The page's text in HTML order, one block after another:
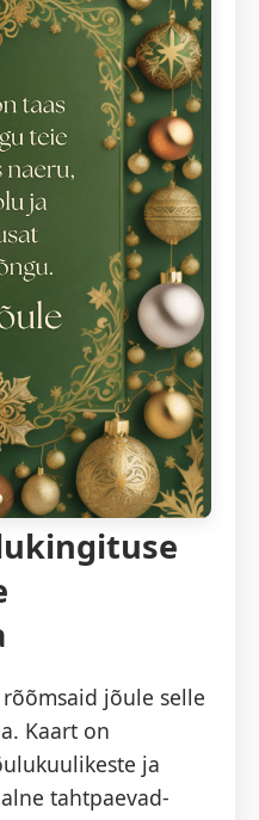
jõule selle
Kaart on
ja
tahtpaevad-